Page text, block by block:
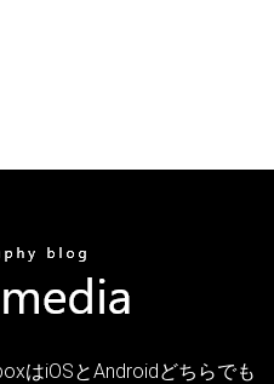
はiOSとAndroidどちらでも